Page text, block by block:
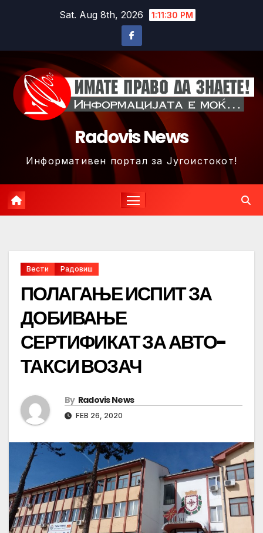
Sat. Aug 8th, 2026 1:11:33 PM
Radovis News
Информативен портал за Југоистокот!
Вести Радовиш
ПОЛАГАЊЕ ИСПИТ ЗА
ДОБИВАЊЕ
СЕРТИФИКАТ ЗА АВТО-
ТАКСИ ВОЗАЧ
By Radovis News
FEB 26, 2020